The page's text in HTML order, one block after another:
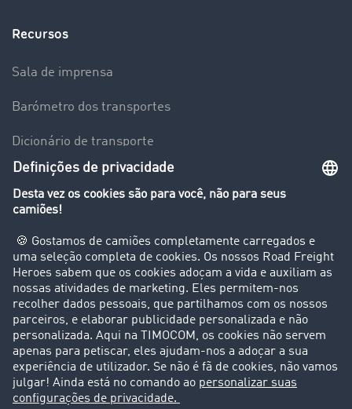
Recursos
Sala de imprensa
Barómetro dos transportes
Dicionário de transporte
Visão geral da Bolsa de Cargas
Clientes recomendam clientes
Casos de sucesso
Suporte
Suporte